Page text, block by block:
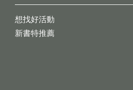
想找好活動
新書特推薦